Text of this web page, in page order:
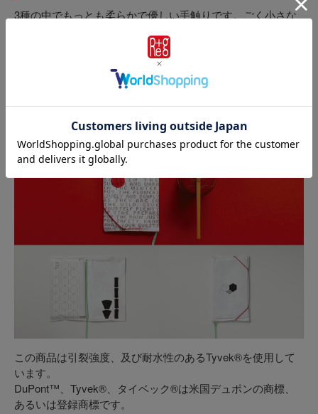
3種の中でもっとも柔らかで優しい手触りです。ごく小さな
す。 表紙には千利休の教え「利休七則」が英語で入ってい
ます。裏表紙は、千利休のおもてなしの心として、「ハー
ト」をイメージしたデザインを白と黒で大人っぽくあしらい
ました。中面右側のスリットは一輪挿しをイメージしていま
す。
この商品は引裂強度、及び耐水性のあるTyvek®を使用して
います。
DuPont™、Tyvek®、タイベック®は米国デュポンの商標、
あるいは登録商標です。